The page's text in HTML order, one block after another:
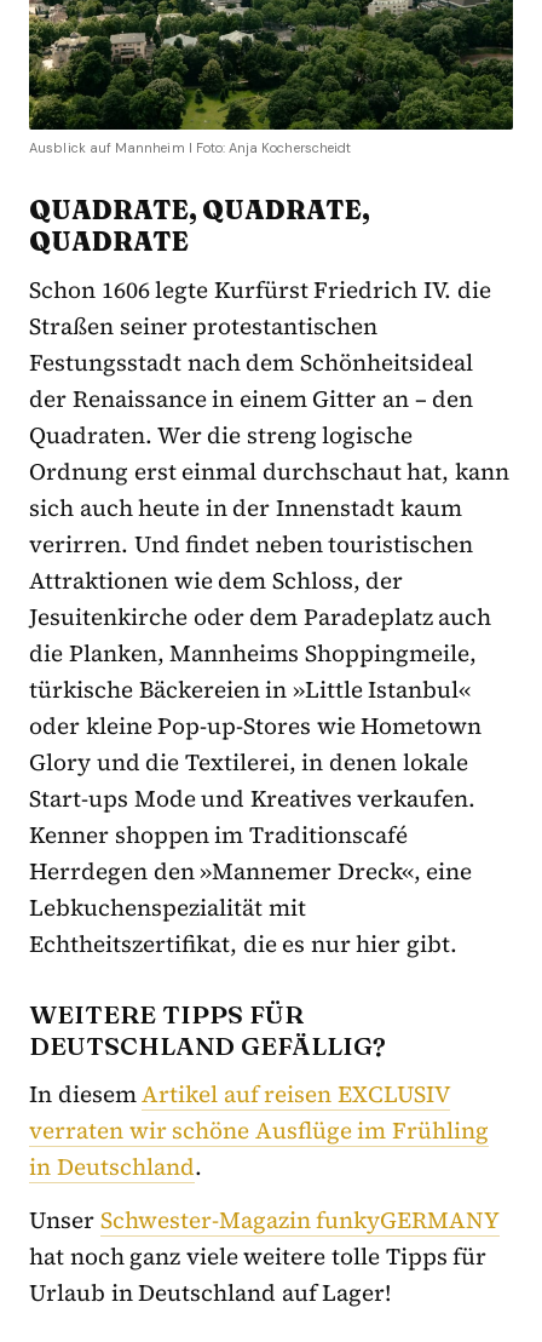
Ausblick auf Mannheim I Foto: Anja Kocherscheidt
QUADRATE, QUADRATE,
QUADRATE
Schon 1606 legte Kurfürst Friedrich IV. die
Straßen seiner protestantischen
Festungsstadt nach dem Schönheitsideal
der Renaissance in einem Gitter an – den
Quadraten. Wer die streng logische
Ordnung erst einmal durchschaut hat, kann
sich auch heute in der Innenstadt kaum
verirren. Und findet neben touristischen
Attraktionen wie dem Schloss, der
Jesuitenkirche oder dem Paradeplatz auch
die Planken, Mannheims Shoppingmeile,
türkische Bäckereien in »Little Istanbul«
oder kleine Pop-up-Stores wie Hometown
Glory und die Textilerei, in denen lokale
Start-ups Mode und Kreatives verkaufen.
Kenner shoppen im Traditionscafé
Herrdegen den »Mannemer Dreck«, eine
Lebkuchenspezialität mit
Echtheitszertifikat, die es nur hier gibt.
WEITERE TIPPS FÜR
DEUTSCHLAND GEFÄLLIG?
In diesemArtikel auf reisen EXCLUSIV
verraten wir schöne Ausflüge im Frühling
in Deutschland.
UnserSchwester-Magazin funkyGERMANY
hat noch ganz viele weitere tolle Tipps für
Urlaub in Deutschland auf Lager!